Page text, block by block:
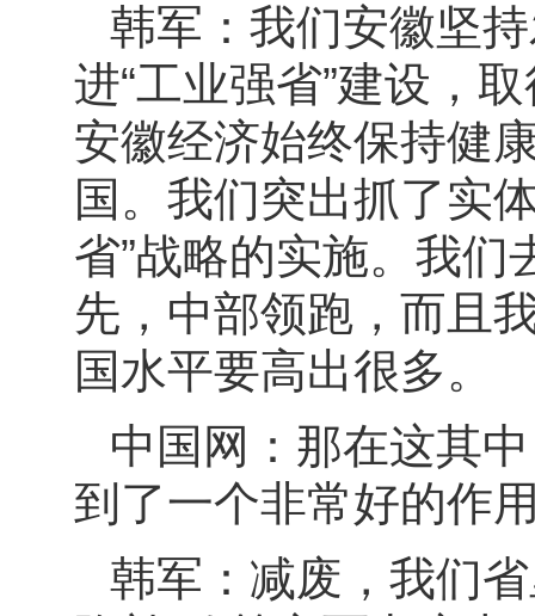
韩军：我们安徽坚
进“工业强省”建设，
安徽经济始终保持健
国。我们突出抓了实
省”战略的实施。我们
先，中部领跑，而且
国水平要高出很多。
中国网：那在这其
到了一个非常好的作
韩军：减废，我们